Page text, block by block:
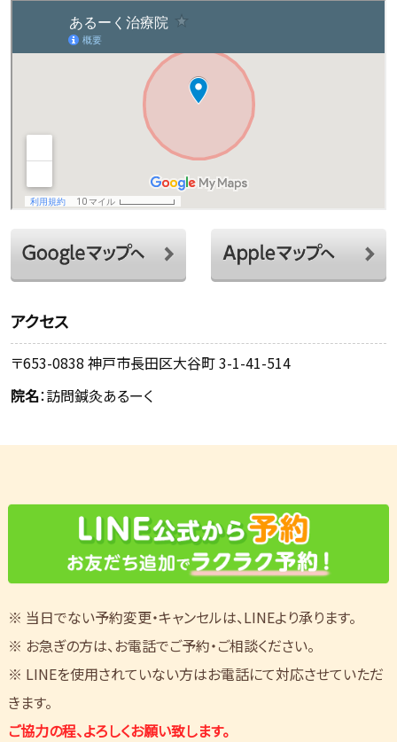
アクセス
〒653-0838 神戸市長田区大谷町 3-1-41-514
院名：訪問鍼灸あるーく
※ 当日でない予約変更・キャンセルは、LINEより承ります。
※ お急ぎの方は、お電話でご予約・ご相談ください。
※ LINEを使用されていない方はお電話にて対応させていただ
きます。
ご協力の程、よろしくお願い致します。